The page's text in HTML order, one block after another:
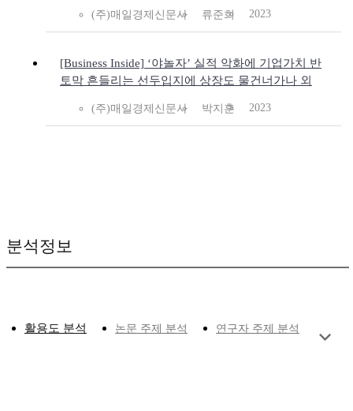
(주)매일경제신문사 류준희 2023
[Business Inside] ‘야놀자’ 실적 악화에 기업가치 반
토막 흔들리는 선두입지에 상장도 물건너가나 외
(주)매일경제신문사 박지훈 2023
분석정보
활용도 분석 논문 주제 분석 연구자 주제 분석